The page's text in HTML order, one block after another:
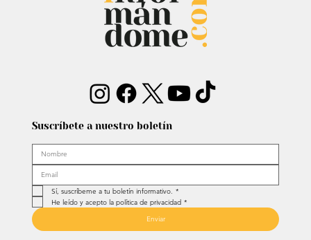
Suscríbete a nuestro boletín
Sí, suscríbeme a tu boletín informativo. *
He leído y acepto la política de privacidad *
Enviar